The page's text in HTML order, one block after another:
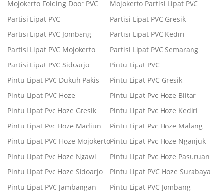
Mojokerto Folding Door PVC
Mojokerto Partisi Lipat PVC
Partisi Lipat PVC
Partisi Lipat PVC Gresik
Partisi Lipat PVC Jombang
Partisi Lipat PVC Kediri
Partisi Lipat PVC Mojokerto
Partisi Lipat PVC Semarang
Partisi Lipat PVC Sidoarjo
Pintu Lipat PVC
Pintu Lipat PVC Dukuh Pakis
Pintu Lipat PVC Gresik
Pintu Lipat PVC Hoze
Pintu Lipat Pvc Hoze Blitar
Pintu Lipat Pvc Hoze Gresik
Pintu Lipat Pvc Hoze Kediri
Pintu Lipat Pvc Hoze Madiun
Pintu Lipat Pvc Hoze Malang
Pintu Lipat PVC Hoze MojokertoPintu Lipat Pvc Hoze Nganjuk
Pintu Lipat Pvc Hoze Ngawi
Pintu Lipat Pvc Hoze Pasuruan
Pintu Lipat Pvc Hoze Sidoarjo
Pintu Lipat PVC Hoze Surabaya
Pintu Lipat PVC Jambangan
Pintu Lipat PVC Jombang